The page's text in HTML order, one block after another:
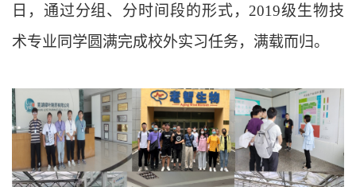
日，通过分组、分时间段的形式，2019级生物技
术专业同学圆满完成校外实习任务，满载而归。